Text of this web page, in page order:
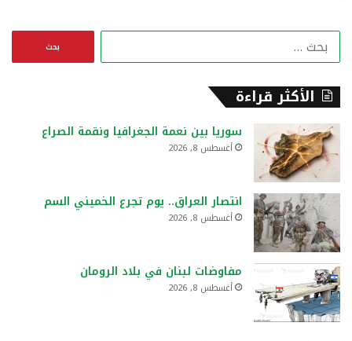
ن
الأكثر قراءة
سوريا بين نعمة الجغرافيا ونقمة الصراع
أغسطس 8, 2026
انتصار العراق.. يوم تجرع الخميني السم
أغسطس 8, 2026
مفاوضات لبنان في بلاد الرومان
أغسطس 8, 2026